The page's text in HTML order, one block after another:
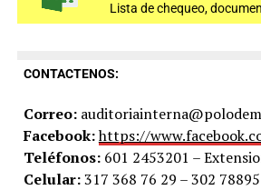
Lista de chequeo,
CONTACTENOS:
Correo:
Facebook:https://
Teléfonos:601 2453201 –
Celular:317 368 76 29 – 302